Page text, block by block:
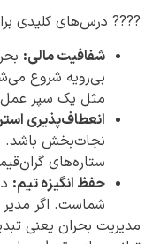
???? درس‌های کلیدی
شفافیت مالی:
بی‌رویه شروع
مثل یک سپر عمل
انعطاف‌پذیری
نجات‌بخش باشد.
ستاره‌های
حفظ انگیزه تیم:
شماست. اگر
مدیریت بحران یعنی